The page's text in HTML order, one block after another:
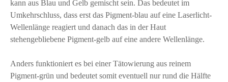
kann aus Blau und Gelb gemischt sein. Das bedeutet im
Umkehrschluss, dass erst das Pigment-blau auf eine Laserlicht-
Wellenlänge reagiert und danach das in der Haut
stehengebliebene Pigment-gelb auf eine andere Wellenlänge.
Anders funktioniert es bei einer Tätowierung aus reinem
Pigment-grün und bedeutet somit eventuell nur rund die Hälfte